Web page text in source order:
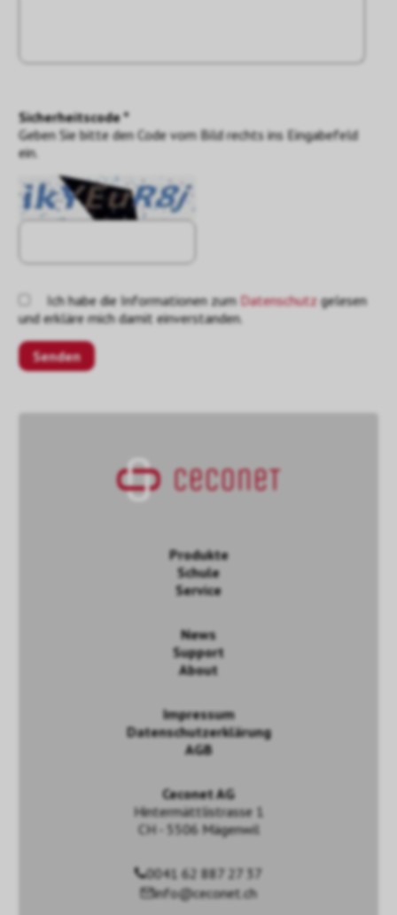
Sicherheitscode *
Geben Sie bitte den Code vom Bild rechts ins Eingabefeld
ein.
Ich habe die Informationen zum Datenschutzgelesen
und erkläre mich damit einverstanden.
Produkte
Schule
Service
News
Support
About
Impressum
Datenschutzerklärung
AGB
Ceconet AG
Hintermättlistrasse 1
CH - 5506 Mägenwil
0041 62 887 27 37
info@ceconet.ch